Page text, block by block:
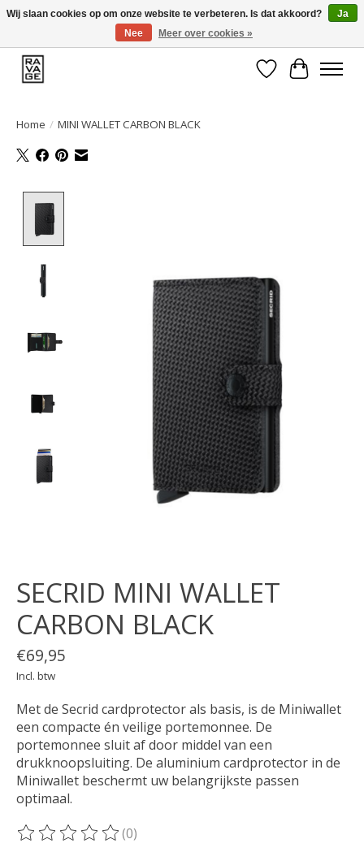
EEN GROOT ASSORTIMENT VAN TOP MERKEN!
Verlanglijst
Home / MINI WALLET CARBON BLACK
SECRID MINI WALLET
CARBON BLACK
€69,95
Incl. btw
Met de Secrid cardprotector als basis, is de Miniwallet
een compacte én veilige portemonnee. De
portemonnee sluit af door middel van een
drukknoopsluiting. De aluminium cardprotector in de
Miniwallet beschermt uw belangrijkste passen
optimaal.
De beoordeling van dit product is
(0)
Wij slaan cookies op om onze website te verbeteren. Is dat akkoord?
Ja
Nee
Meer over cookies »